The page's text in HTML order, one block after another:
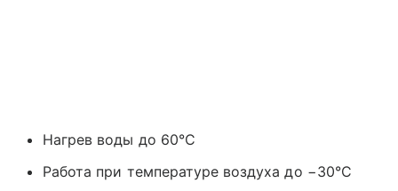
Нагрев воды до 60°C
Работа при температуре воздуха до −30°C